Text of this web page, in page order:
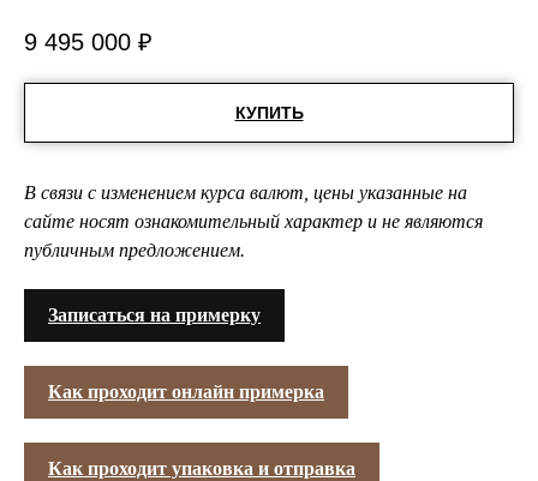
9 495 000 ₽
КУПИТЬ
В связи с изменением курса валют, цены указанные на
сайте носят ознакомительный характер и не являются
публичным предложением.
Записаться на примерку
Как проходит онлайн примерка
Как проходит упаковка и отправка